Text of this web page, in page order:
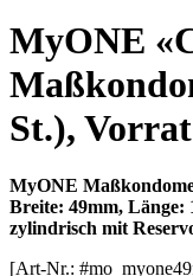
MyONE
St.),
MyONE
Breite: 49mm, Länge:
zylindrisch mit
[Art-Nr.: